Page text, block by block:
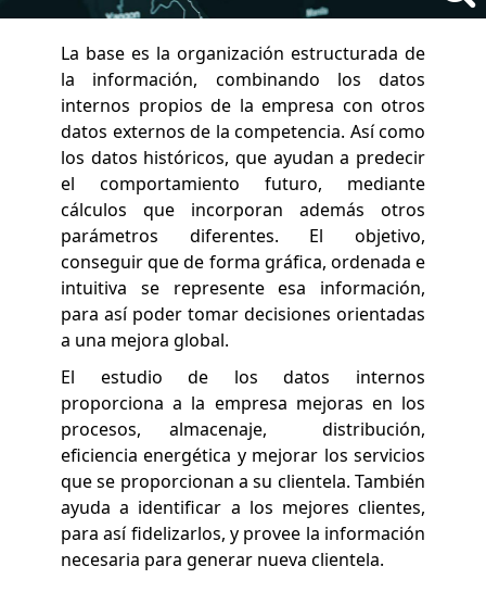
La base es la organización estructurada de
la información, combinando los datos
internos propios de la empresa con otros
datos externos de la competencia. Así como
los datos históricos, que ayudan a predecir
el comportamiento futuro, mediante
cálculos que incorporan además otros
parámetros diferentes. El objetivo,
conseguir que de forma gráfica, ordenada e
intuitiva se represente esa información,
para así poder tomar decisiones orientadas
a una mejora global.
El estudio de los datos internos
proporciona a la empresa mejoras en los
procesos, almacenaje, distribución,
eficiencia energética y mejorar los servicios
que se proporcionan a su clientela. También
ayuda a identificar a los mejores clientes,
para así fidelizarlos, y provee la información
necesaria para generar nueva clientela.